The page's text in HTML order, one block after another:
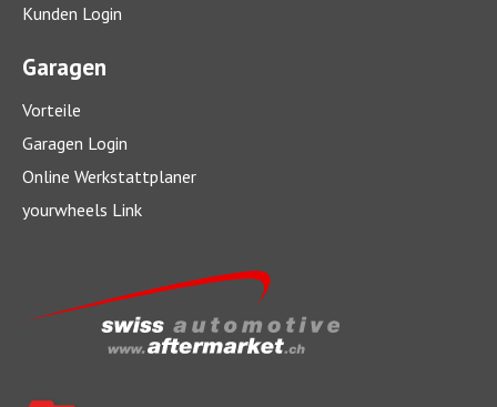
Kunden Login
Garagen
Vorteile
Garagen Login
Online Werkstattplaner
yourwheels Link